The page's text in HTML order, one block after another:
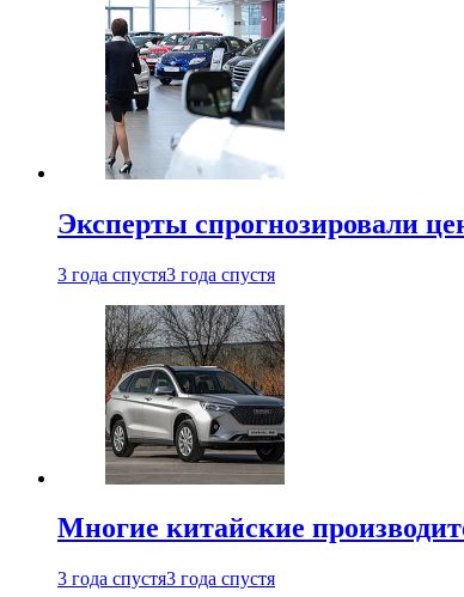
Эксперты спрогнозировали
3 года спустя3 года спустя
Многие китайские
3 года спустя3 года спустя